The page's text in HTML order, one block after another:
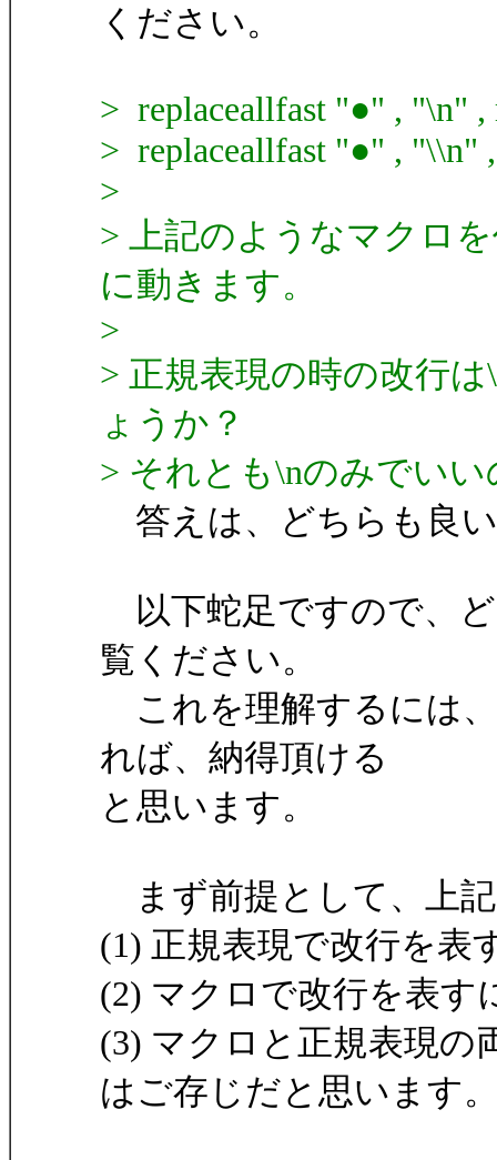
ください。
> replaceallfast "●" , "\n" ,
> replaceallfast "●" , "\\n"
>
> 上記のようなマクロ
に動きます。
>
> 正規表現の時の改行
ょうか？
> それとも\nのみでい
答えは、どちらも良
以下蛇足ですので、
覧ください。
これを理解するには
れば、納得頂ける
と思います。
まず前提として、上
(1) 正規表現で改行を表
(2) マクロで改行を表す
(3) マクロと正規表現の
はご存じだと思います